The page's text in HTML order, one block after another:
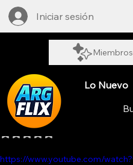
Iniciar sesión
Miembros
Lo Nuevo
WRRN
Obtuvo NaN de 5 estrellas.
https://www.youtube.com/